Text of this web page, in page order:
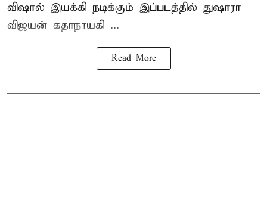
விஷால் இயக்கி நடிக்கும் இப்படத்தில் துஷாரா
விஜயன் கதாநாயகி ...
Read More